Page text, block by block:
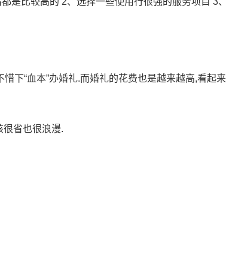
下“血本”办婚礼.而婚礼的花费也是越来越高,看起
很省也很浪漫.